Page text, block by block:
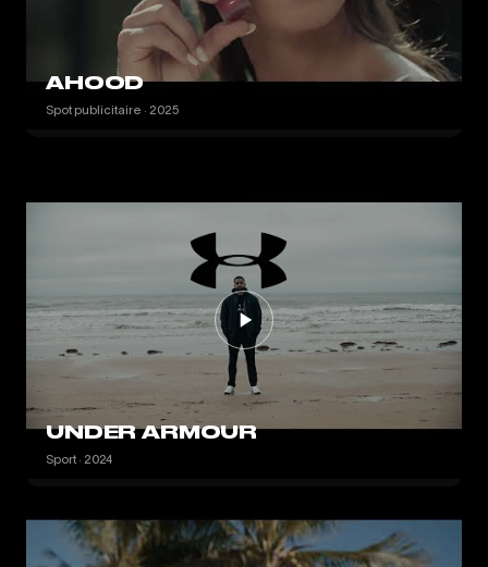
AHOOD
Spot publicitaire · 2025
UNDER ARMOUR
Sport · 2024